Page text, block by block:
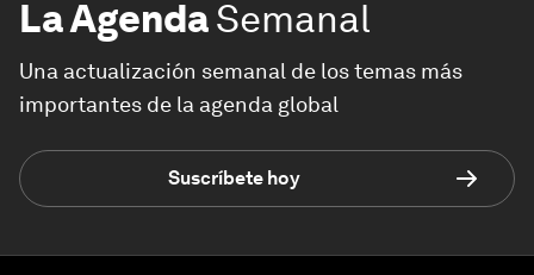
La AgendaSemanal
Una actualización semanal de los temas más
importantes de la agenda global
Suscríbete hoy